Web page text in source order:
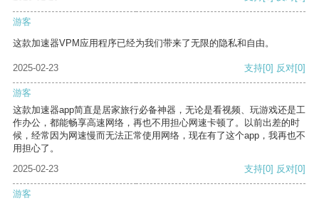
游客
这款加速器VPM应用程序已经为我们带来了无限的隐私和自由。
2025-02-23 支持[0] 反对[0]
游客
这款加速器app简直是居家旅行必备神器，无论是看视频、玩游戏还是工
作办公，都能畅享高速网络，再也不用担心网速卡顿了。以前出差的时
候，经常因为网速慢而无法正常使用网络，现在有了这个app，我再也不
用担心了。
2025-02-23
支持[0] 反对[0]
游客